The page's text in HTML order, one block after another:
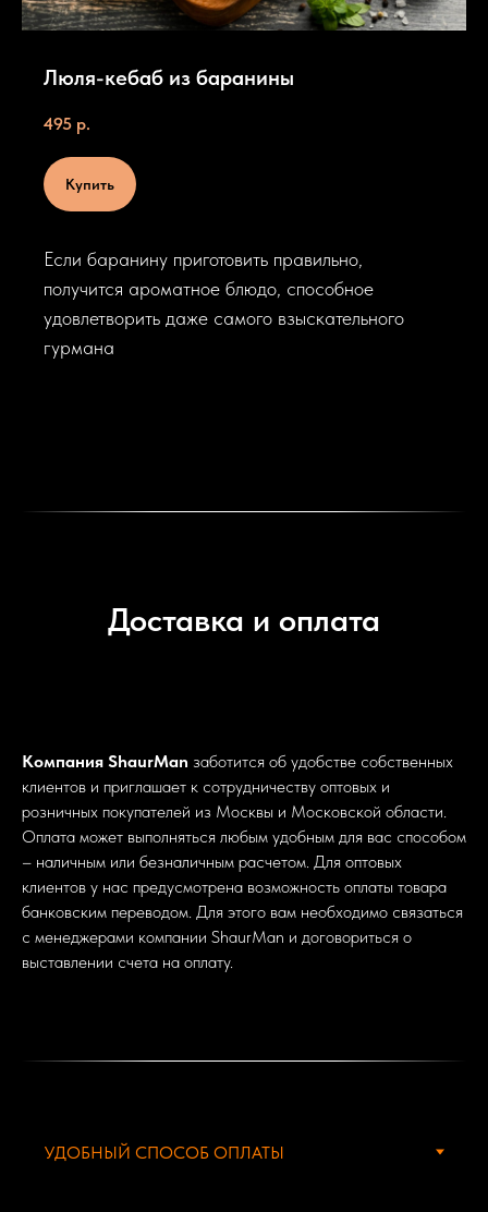
Люля-кебаб из баранины
495 р.
Купить
Если баранину приготовить правильно,
получится ароматное блюдо, способное
удовлетворить даже самого взыскательного
гурмана
Доставка и оплата
Компания ShaurMan заботится об удобстве собственных
клиентов и приглашает к сотрудничеству оптовых и
розничных покупателей из Москвы и Московской области.
Оплата может выполняться любым удобным для вас способом
– наличным или безналичным расчетом. Для оптовых
клиентов у нас предусмотрена возможность оплаты товара
банковским переводом. Для этого вам необходимо связаться
с менеджерами компании ShaurMan и договориться о
выставлении счета на оплату.